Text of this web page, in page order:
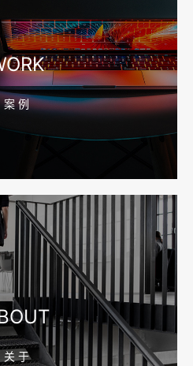
，移动端验收别放到最后
同、源码和后台要先写清
选？先看产品询盘字段
案 例
关 于